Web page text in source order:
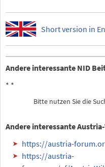
Short version in
Andere interessante NID
* *
Bitte nutzen Sie die
Andere interessante
https://austria-
https://austria-